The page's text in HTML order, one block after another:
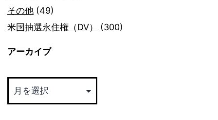
その他 (49)
米国抽選永住権（DV）
(300)
アーカイブ
カ